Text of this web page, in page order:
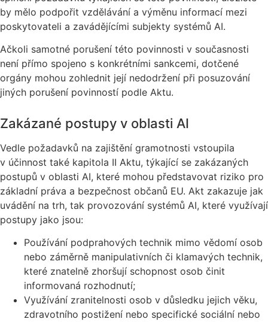
by mělo podpořit vzdělávání a výměnu informací mezi
poskytovateli a zavádějícími subjekty systémů AI.
Ačkoli samotné porušení této povinnosti v současnosti
není přímo spojeno s konkrétními sankcemi, dotčené
orgány mohou zohlednit její nedodržení při posuzování
jiných porušení povinností podle Aktu.
Zakázané postupy v oblasti AI
Vedle požadavků na zajištění gramotnosti vstoupila
v účinnost také kapitola II Aktu, týkající se zakázaných
postupů v oblasti AI, které mohou představovat riziko pro
základní práva a bezpečnost občanů EU. Akt zakazuje jak
uvádění na trh, tak provozování systémů AI, které využívají
postupy jako jsou:
Používání podprahových technik mimo vědomí osob
nebo záměrně manipulativních či klamavých technik,
které znatelně zhoršují schopnost osob činit
informovaná rozhodnutí;
Využívání zranitelnosti osob v důsledku jejich věku,
zdravotního postižení nebo specifické sociální nebo